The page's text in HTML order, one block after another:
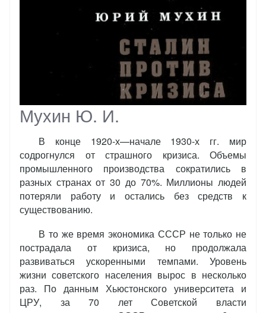
Мухин Ю. И.
В конце 1920-х—начале 1930-х гг. мир
содрогнулся от страшного кризиса. Объемы
промышленного производства сократились в
разных странах от 30 до 70%. Миллионы людей
потеряли работу и остались без средств к
существованию.
В то же время экономика СССР не только не
пострадала от кризиса, но продолжала
развиваться ускоренными темпами. Уровень
жизни советского населения вырос в несколько
раз. По данным Хьюстонского университета и
ЦРУ, за 70 лет Советской власти